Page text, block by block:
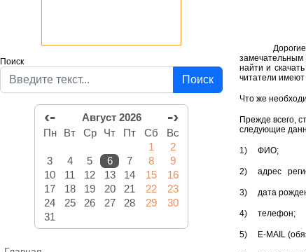
Поиск
Поиск
‹- Август 2026 -›
Пн Вт Ср Чт Пт Сб
Вс
1
2
3
4 5 6 7 8
9
10
11 12 13 14 15
16
17
18 19 20 21 22
23
24
25 26 27 28 29
30
31
Дорогие
замечательным
найти и
читатели
Что же
Прежде всего,
следующие
1) ФИО;
2) адрес
3) дата
4) телефон;
5) Е-МАIL